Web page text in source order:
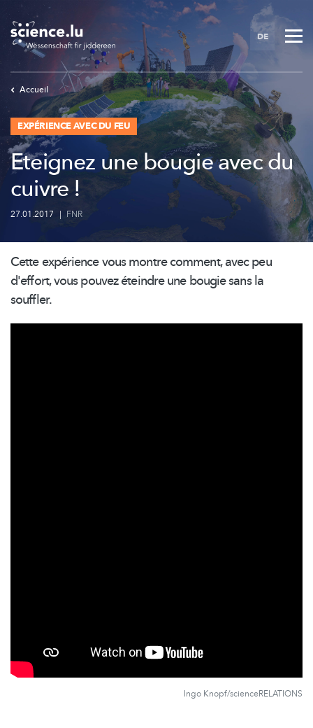
to
main
content
DE
Accueil
EXPÉRIENCE AVEC DU FEU
Eteignez une bougie avec du
cuivre !
27.01.2017 | FNR
Cette expérience vous montre comment, avec peu
d'effort, vous pouvez éteindre une bougie sans la
souffler.
Ingo Knopf/scienceRELATIONS